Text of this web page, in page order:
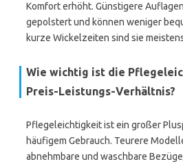
Komfort erhöht. Günstigere
gepolstert und können weniger
kurze Wickelzeiten sind sie
Wie wichtig ist die
Preis-Leistungs-Verhältnis?
Pflegeleichtigkeit ist ein großer
häufigem Gebrauch. Teurere
abnehmbare und waschbare